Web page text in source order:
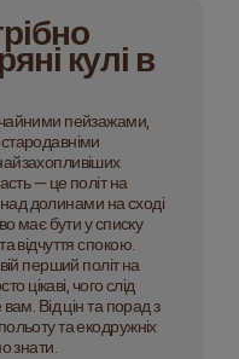
кулі в
пейзажами,
— це політ на
над долинами на сході
має бути у списку
відчуття спокою.
перший політ на
цікаві, чого слід
Від цін та порад з
та екодружніх
знати.